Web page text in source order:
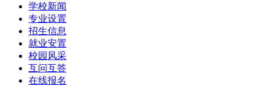
学校新闻
专业设置
招生信息
就业安置
校园风采
互问互答
在线报名